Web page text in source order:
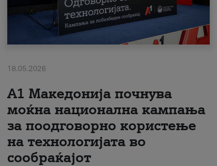
Поддршка
Надополни кредит
#ПодобарОнлајн
18.05.2026
A1 Македонија почнува
моќна национална кампања
за поодговорно користење
на технологијата во
сообраќајот